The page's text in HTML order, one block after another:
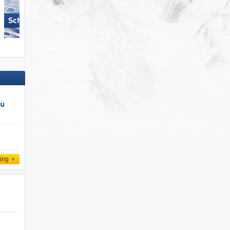
Schmitten Hochzillertal